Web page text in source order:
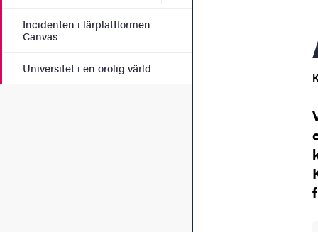
Incidenten i lärplattformen
Canvas
Universitet i en orolig värld